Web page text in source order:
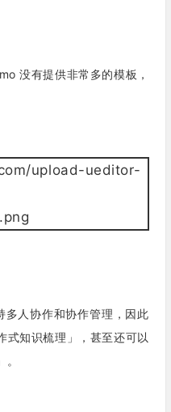
没有提供非常多的模板，
人协作和协作管理，因此
式知识梳理 」，甚至还可以
」。